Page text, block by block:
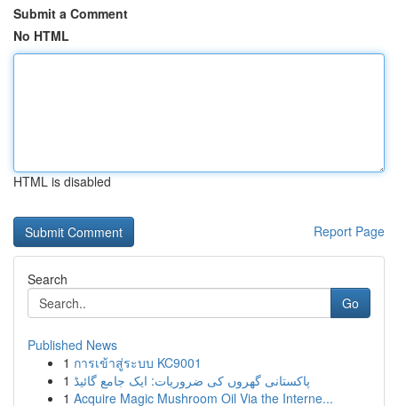
Submit a Comment
No HTML
HTML is disabled
Report Page
Search
Go
Published News
1 การเข้าสู่ระบบ KC9001
1 پاکستانی گھروں کی ضروریات: ایک جامع گائیڈ
1 Acquire Magic Mushroom Oil Via the Interne...